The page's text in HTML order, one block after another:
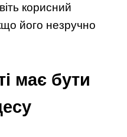
корисний
його незручно
має бути